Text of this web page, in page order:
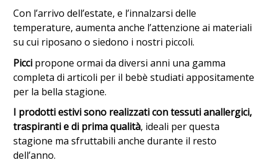
Con l’arrivo dell’estate, e l’innalzarsi delle
temperature, aumenta anche l’attenzione ai materiali
su cui riposano o siedono i nostri piccoli.
Picci propone ormai da diversi anni una gamma
completa di articoli per il bebè studiati appositamente
per la bella stagione.
I prodotti estivi sono realizzati con tessuti anallergici,
traspiranti e di prima qualità, ideali per questa
stagione ma sfruttabili anche durante il resto
dell’anno.